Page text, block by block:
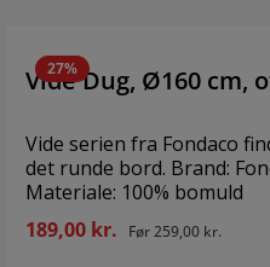
27%
Vide Dug, Ø160 cm,
Vide serien fra Fondaco
det runde bord. Brand: Fondaco Størrelse: Ø160 cm
Materiale: 100% bomuld
189,00 kr.
Før259,00 kr.